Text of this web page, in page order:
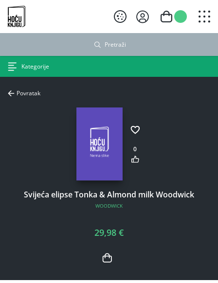
Hoću knjigu crni logo
Pretraži
Kategorije
Povratak
0
Svijeća elipse Tonka & Almond milk Woodwick
WOODWICK
29,98 €